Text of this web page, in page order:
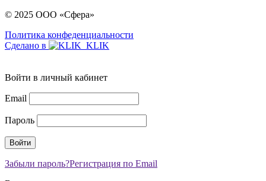
© 2025 ООО «Сфера»
Политика конфеденциальности
Сделано в
Войти в личный кабинет
Email
Пароль
Забыли пароль?Регистрация по Email